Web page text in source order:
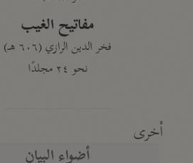
مفاتيح الغيب
فخر الدين الرازي (٦٠٦ هـ)
نحو ٢٤ مجلدًا
أخرى
أضواء البيان